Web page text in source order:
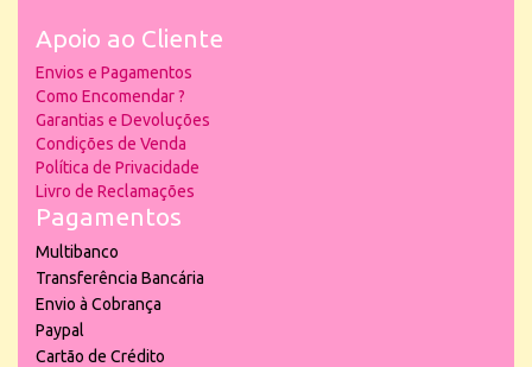
Apoio ao Cliente
Envios e Pagamentos
Como Encomendar ?
Garantias e Devoluções
Condições de Venda
Política de Privacidade
Livro de Reclamações
Pagamentos
Multibanco
Transferência Bancária
Envio à Cobrança
Paypal
Cartão de Crédito